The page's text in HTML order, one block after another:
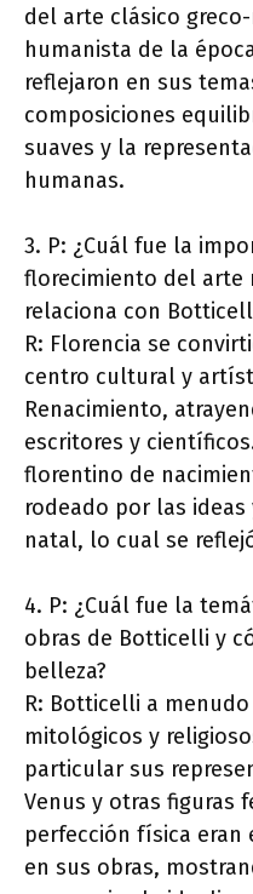
del arte clásico
humanista de la
reflejaron en sus
composiciones
suaves y la
humanas.
3. P: ¿Cuál fue la
florecimiento del arte
relaciona con
R: Florencia se
centro cultural y
Renacimiento,
escritores y
florentino de
rodeado por las
natal, lo cual se
4. P: ¿Cuál fue la
obras de Botticelli y
belleza?
R: Botticelli a
mitológicos y
particular sus
Venus y otras figuras
perfección física
en sus obras,